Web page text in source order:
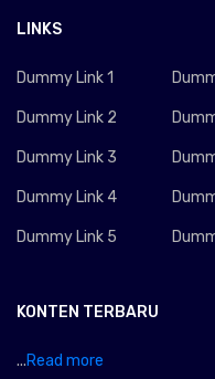
LINKS
Dummy Link 1
Dummy Link 2
Dummy Link 3
Dummy Link 4
Dummy Link 5
KONTEN TERBARU
...Read more